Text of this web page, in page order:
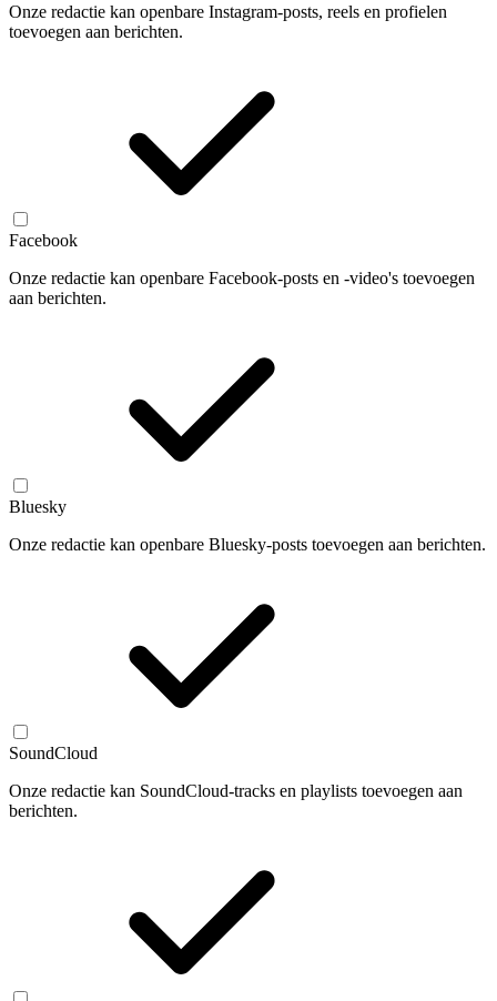
Onze redactie kan openbare Instagram-posts, reels en profielen
toevoegen aan berichten.
Facebook
Onze redactie kan openbare Facebook-posts en -video's toevoegen
aan berichten.
Bluesky
Onze redactie kan openbare Bluesky-posts toevoegen aan berichten.
SoundCloud
Onze redactie kan SoundCloud-tracks en playlists toevoegen aan
berichten.